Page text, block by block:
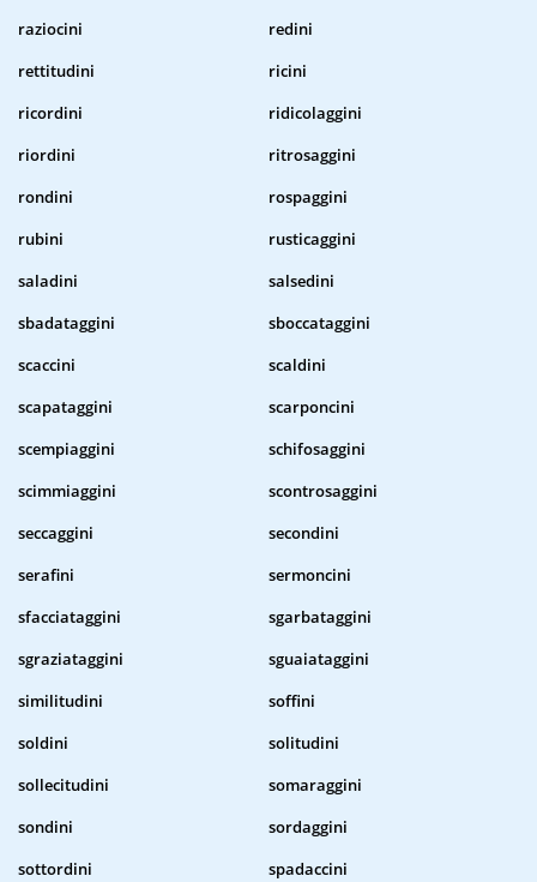
raziocini
redini
rettitudini
ricini
ricordini
ridicolaggini
riordini
ritrosaggini
rondini
rospaggini
rubini
rusticaggini
saladini
salsedini
sbadataggini
sboccataggini
scaccini
scaldini
scapataggini
scarponcini
scempiaggini
schifosaggini
scimmiaggini
scontrosaggini
seccaggini
secondini
serafini
sermoncini
sfacciataggini
sgarbataggini
sgraziataggini
sguaiataggini
similitudini
soffini
soldini
solitudini
sollecitudini
somaraggini
sondini
sordaggini
sottordini
spadaccini